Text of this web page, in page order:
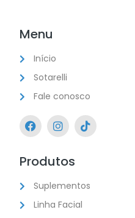
Menu
Início
Sotarelli
Fale conosco
Produtos
Suplementos
Linha Facial